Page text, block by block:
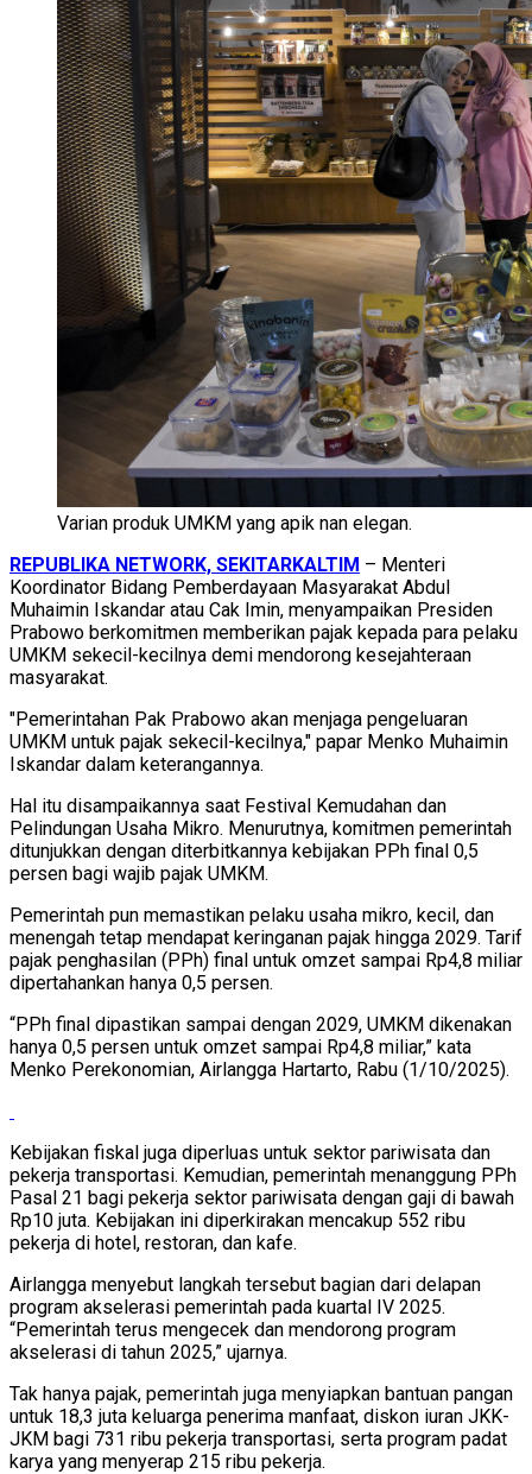
Varian produk UMKM yang apik nan elegan.
REPUBLIKA NETWORK, SEKITARKALTIM – Menteri
Koordinator Bidang Pemberdayaan Masyarakat Abdul
Muhaimin Iskandar atau Cak Imin, menyampaikan Presiden
Prabowo berkomitmen memberikan pajak kepada para pelaku
UMKM sekecil-kecilnya demi mendorong kesejahteraan
masyarakat.
"Pemerintahan Pak Prabowo akan menjaga pengeluaran
UMKM untuk pajak sekecil-kecilnya," papar Menko Muhaimin
Iskandar dalam keterangannya.
Hal itu disampaikannya saat Festival Kemudahan dan
Pelindungan Usaha Mikro. Menurutnya, komitmen pemerintah
ditunjukkan dengan diterbitkannya kebijakan PPh final 0,5
persen bagi wajib pajak UMKM.
Pemerintah pun memastikan pelaku usaha mikro, kecil, dan
menengah tetap mendapat keringanan pajak hingga 2029. Tarif
pajak penghasilan (PPh) final untuk omzet sampai Rp4,8 miliar
dipertahankan hanya 0,5 persen.
“PPh final dipastikan sampai dengan 2029, UMKM dikenakan
hanya 0,5 persen untuk omzet sampai Rp4,8 miliar,” kata
Menko Perekonomian, Airlangga Hartarto, Rabu (1/10/2025).
Kebijakan fiskal juga diperluas untuk sektor pariwisata dan
pekerja transportasi. Kemudian, pemerintah menanggung PPh
Pasal 21 bagi pekerja sektor pariwisata dengan gaji di bawah
Rp10 juta. Kebijakan ini diperkirakan mencakup 552 ribu
pekerja di hotel, restoran, dan kafe.
Airlangga menyebut langkah tersebut bagian dari delapan
program akselerasi pemerintah pada kuartal IV 2025.
“Pemerintah terus mengecek dan mendorong program
akselerasi di tahun 2025,” ujarnya.
Tak hanya pajak, pemerintah juga menyiapkan bantuan pangan
untuk 18,3 juta keluarga penerima manfaat, diskon iuran JKK-
JKM bagi 731 ribu pekerja transportasi, serta program padat
karya yang menyerap 215 ribu pekerja.